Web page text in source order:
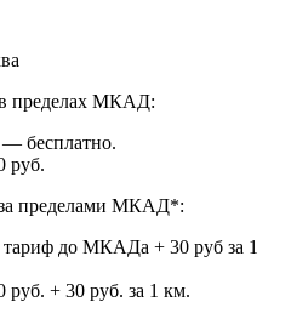
в пределах МКАД:
— бесплатно.
руб.
за пределами МКАД*:
до МКАДа + 30 руб за 1
+ 30 руб. за 1 км.